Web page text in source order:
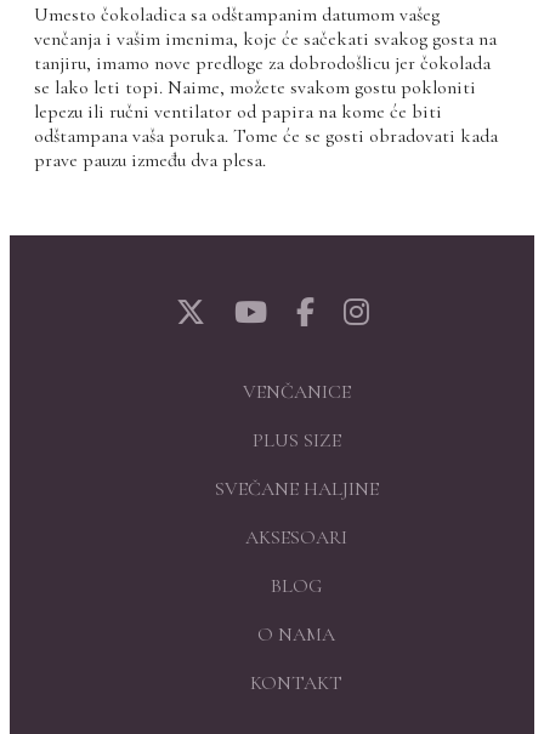
Umesto čokoladica sa odštampanim datumom vašeg
venčanja i vašim imenima, koje će sačekati svakog gosta na
tanjiru, imamo nove predloge za dobrodošlicu jer čokolada
se lako leti topi. Naime, možete svakom gostu pokloniti
lepezu ili ručni ventilator od papira na kome će biti
odštampana vaša poruka. Tome će se gosti obradovati kada
prave pauzu između dva plesa.
VENČANICE
PLUS SIZE
SVEČANE HALJINE
AKSESOARI
BLOG
O NAMA
KONTAKT